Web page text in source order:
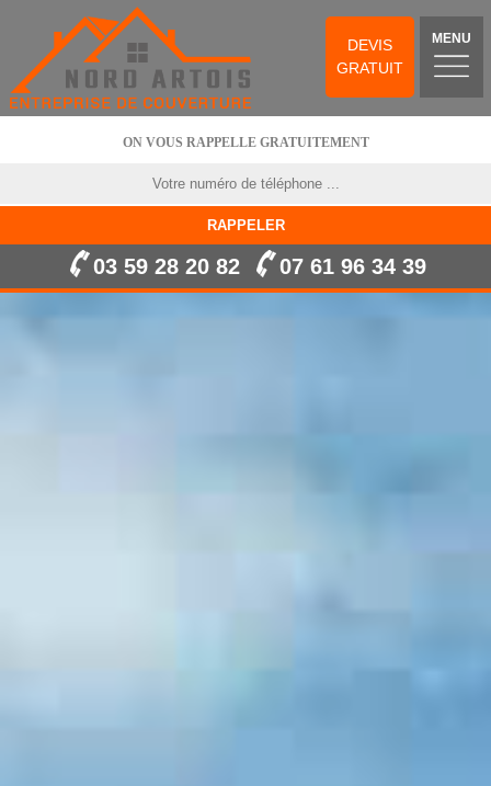
DEVIS
GRATUIT
MENU
ON VOUS RAPPELLE GRATUITEMENT
03 59 28 20 82 07 61 96 34 39